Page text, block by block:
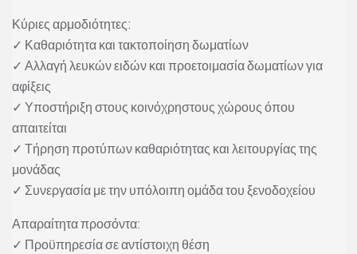
Κύριες αρμοδιότητες:
✓ Καθαριότητα και τακτοποίηση δωματίων
✓ Αλλαγή λευκών ειδών και προετοιμασία δωματίων για
αφίξεις
✓ Υποστήριξη στους κοινόχρηστους χώρους όπου
απαιτείται
✓ Τήρηση προτύπων καθαριότητας και λειτουργίας της
μονάδας
✓ Συνεργασία με την υπόλοιπη ομάδα του ξενοδοχείου
Απαραίτητα προσόντα:
✓ Προϋπηρεσία σε αντίστοιχη θέση